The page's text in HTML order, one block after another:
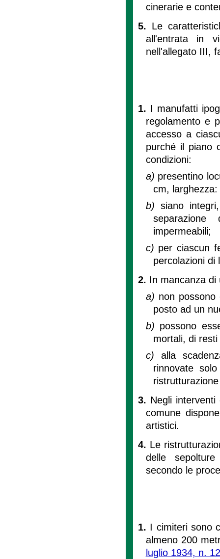
cinerarie e
5. Le
all'entrata in
nell'allegato III,
1. I manufatti
regolamento e
accesso a
purché il piano
condizioni:
a) presentino
cm,
b) siano
impermeabili;
c) per ciascun
percolazioni di
2. In mancanza
a) non
posto ad un
b) possono
mortali, di
c) alla
rinnovate
3. Negli
comune
artistici.
4. Le
delle
secondo le
1. I cimiteri sono
almeno 200
luglio 1934, n.